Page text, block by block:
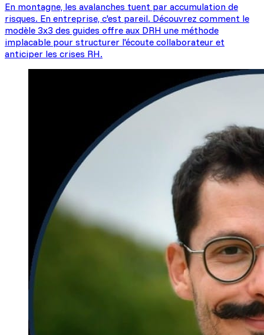
En montagne, les avalanches tuent par accumulation de
risques. En entreprise, c'est pareil. Découvrez comment le
modèle 3x3 des guides offre aux DRH une méthode
implacable pour structurer l'écoute collaborateur et
anticiper les crises RH.